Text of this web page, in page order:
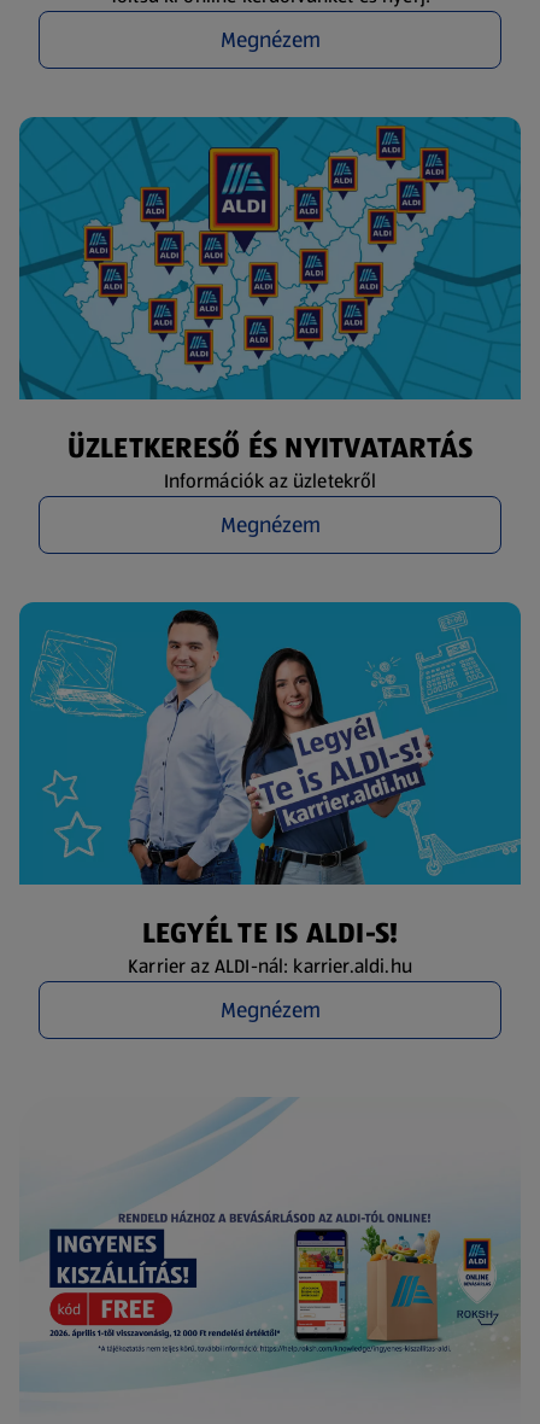
Megnézem
ÜZLETKERESŐ ÉS NYITVATARTÁS
Információk az üzletekről
Megnézem
LEGYÉL TE IS ALDI-S!
Karrier az ALDI-nál: karrier.aldi.hu
Megnézem